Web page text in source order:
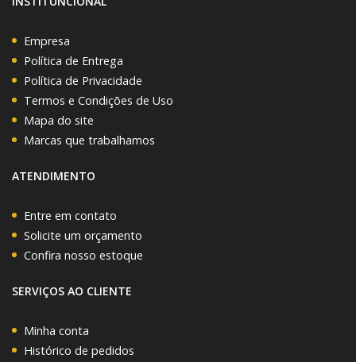
Empresa
Política de Entrega
Política de Privacidade
Termos e Condições de Uso
Mapa do site
Marcas que trabalhamos
ATENDIMENTO
Entre em contato
Solicite um orçamento
Confira nosso estoque
SERVIÇOS AO CLIENTE
Minha conta
Histórico de pedidos